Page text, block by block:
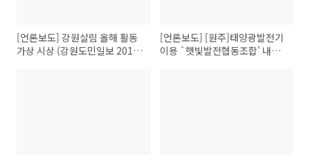
[언론보도] 강원살림 올해 활동
가상 시상 (강원도민일보 2015-
[언론보도] [원주]태양광발전기
이용 `햇빛발전협동조합' 내달